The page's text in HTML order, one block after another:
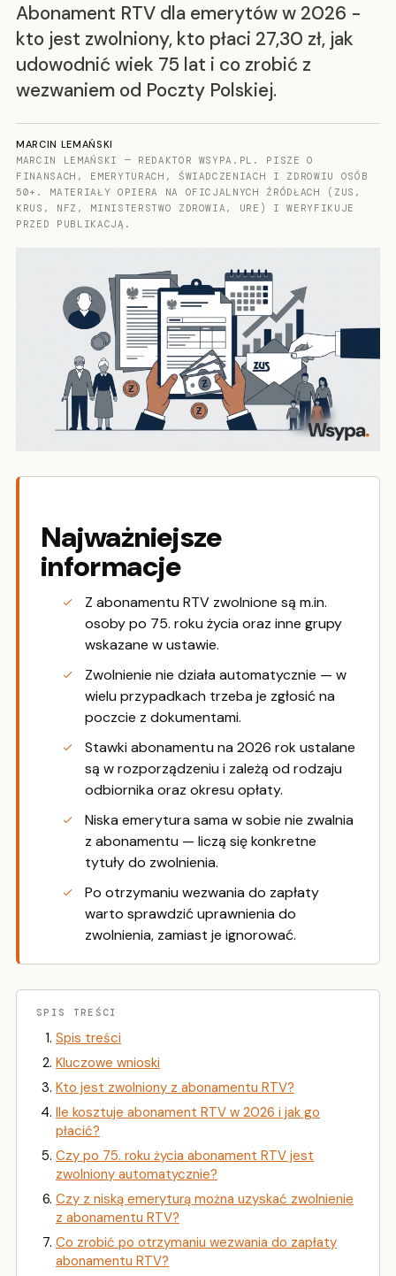
Abonament RTV dla emerytów w 2026 -
kto jest zwolniony, kto płaci 27,30 zł, jak
udowodnić wiek 75 lat i co zrobić z
wezwaniem od Poczty Polskiej.
MARCIN LEMAŃSKI
MARCIN LEMAŃSKI — REDAKTOR WSYPA.PL. PISZE O
FINANSACH, EMERYTURACH, ŚWIADCZENIACH I ZDROWIU OSÓB
50+. MATERIAŁY OPIERA NA OFICJALNYCH ŹRÓDŁACH (ZUS,
KRUS, NFZ, MINISTERSTWO ZDROWIA, URE) I WERYFIKUJE
PRZED PUBLIKACJĄ.
Najważniejsze
informacje
Z abonamentu RTV zwolnione są m.in.
osoby po 75. roku życia oraz inne grupy
wskazane w ustawie.
Zwolnienie nie działa automatycznie — w
wielu przypadkach trzeba je zgłosić na
poczcie z dokumentami.
Stawki abonamentu na 2026 rok ustalane
są w rozporządzeniu i zależą od rodzaju
odbiornika oraz okresu opłaty.
Niska emerytura sama w sobie nie zwalnia
z abonamentu — liczą się konkretne
tytuły do zwolnienia.
Po otrzymaniu wezwania do zapłaty
warto sprawdzić uprawnienia do
zwolnienia, zamiast je ignorować.
SPIS TREŚCI
Spis treści
Kluczowe wnioski
Kto jest zwolniony z abonamentu RTV?
Ile kosztuje abonament RTV w 2026 i jak go
płacić?
Czy po 75. roku życia abonament RTV jest
zwolniony automatycznie?
Czy z niską emeryturą można uzyskać zwolnienie
z abonamentu RTV?
Co zrobić po otrzymaniu wezwania do zapłaty
abonamentu RTV?